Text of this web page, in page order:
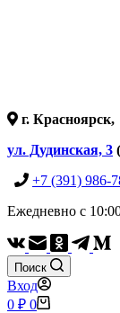
г. Красноярск,
ул. Дудинская, 3
+7 (391) 986-
Ежедневно с
Поиск
Вход
Корзина
0 ₽ 0